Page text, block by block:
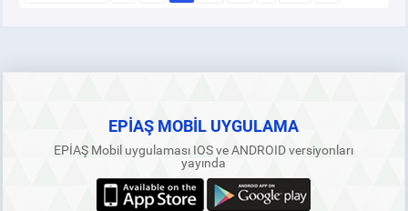
EPİAŞ MOBİL UYGULAMA
EPİAŞ Mobil uygulaması IOS ve ANDROID versiyonları
yayında